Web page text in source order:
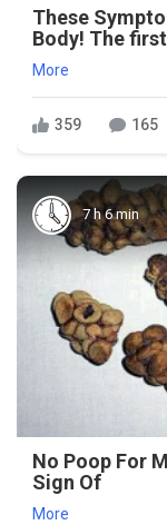
These
Body! The
More
359 165
7 h 6 min
No Poop For
Sign Of
More